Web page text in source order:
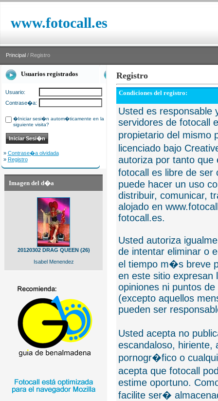
www.fotocall.es
Principal / Registro
Usuarios registrados
Usuario:
Contrase�a:
�Iniciar sesi�n autom�ticamente en la
siguiente visita?
» Contrase�a olvidada
» Registro
Imagen del d�a
20120302 DRAG QUEEN (26)
Isabel Menendez
Registro
Condiciones del registro:
Usted es responsable
servidores de fotocall
propietario del mismo
licenciado bajo
autoriza por tanto que
fotocall es libre de
puede hacer un uso
distribuir, comunicar,
alojado en
fotocall.es.
Usted autoriza
de intentar eliminar o
el tiempo m�s breve
en este sitio expresan
opiniones ni puntos
(excepto aquellos
pueden ser
Usted acepta no
escandaloso, hiriente,
pornogr�fico o
acepta que fotocall
estime oportuno.
facilite ser�